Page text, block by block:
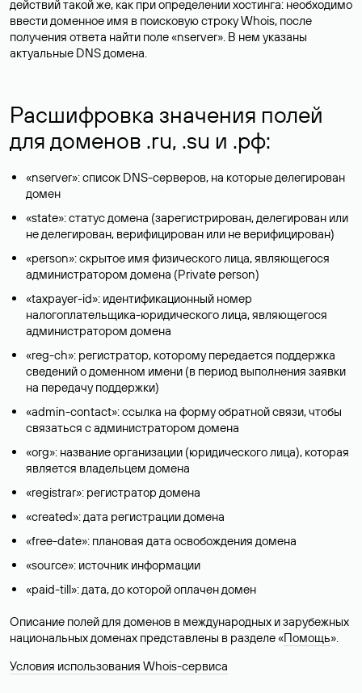
действий такой же, как при определении хостинга: необходимо
ввести доменное имя в поисковую строку Whois, после
получения ответа найти поле «nserver». В нем указаны
актуальные DNS домена.
Расшифровка значения полей
для доменов .ru, .su и .рф:
«nserver»: список DNS-серверов, на которые делегирован
домен
«state»: статус домена (зарегистрирован, делегирован или
не делегирован, верифицирован или не верифицирован)
«person»: скрытое имя физического лица, являющегося
администратором домена (Privatе person)
«taxpayer-id»: идентификационный номер
налогоплательщика-юридического лица, являющегося
администратором домена
«reg-ch»: регистратор, которому передается поддержка
сведений о доменном имени (в период выполнения заявки
на передачу поддержки)
«admin-contact»: ссылка на форму обратной связи, чтобы
связаться с администратором домена
«org»: название организации (юридического лица), которая
является владельцем домена
«registrar»: регистратор домена
«created»: дата регистрации домена
«free-date»: плановая дата освобождения домена
«source»: источник информации
«paid-till»: дата, до которой оплачен домен
Описание полей для доменов в международных и зарубежных
национальных доменах представлены в разделе «Помощь».
Условия использования Whois-сервиса